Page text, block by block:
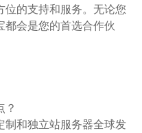
位的支持和服务。无论您
都会是您的首选合作伙
？
制和独立站服务器全球发